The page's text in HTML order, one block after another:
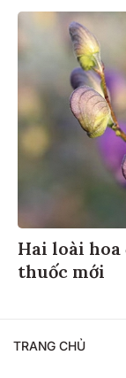
Hai loài hoa
thuốc mới
TRANG CHỦ